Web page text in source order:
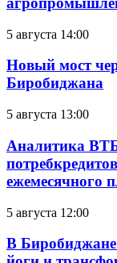
5 августа 14:00
Новый мост
Биробиджана
5 августа 13:00
Аналитика
ежемесячного
5 августа 12:00
В